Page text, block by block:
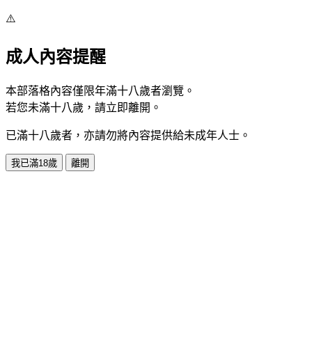
⚠️
成人內容提醒
本部落格內容僅限年滿十八歲者瀏覽。
若您未滿十八歲，請立即離開。
已滿十八歲者，亦請勿將內容提供給未成年人士。
我已滿18歲 離開